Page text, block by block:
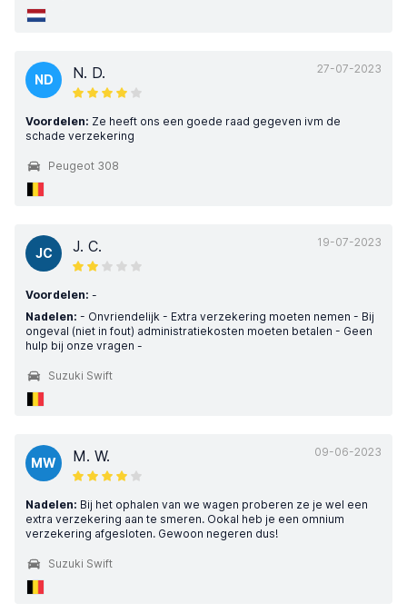
27-07-2023
ND N. D.
Voordelen: Ze heeft ons een goede raad gegeven ivm de
schade verzekering
Peugeot 308
19-07-2023
JC J. C.
Voordelen: -
Nadelen: - Onvriendelijk - Extra verzekering moeten nemen - Bij
ongeval (niet in fout) administratiekosten moeten betalen - Geen
hulp bij onze vragen -
Suzuki Swift
09-06-2023
MW M. W.
Nadelen: Bij het ophalen van we wagen proberen ze je wel een
extra verzekering aan te smeren. Ookal heb je een omnium
verzekering afgesloten. Gewoon negeren dus!
Suzuki Swift